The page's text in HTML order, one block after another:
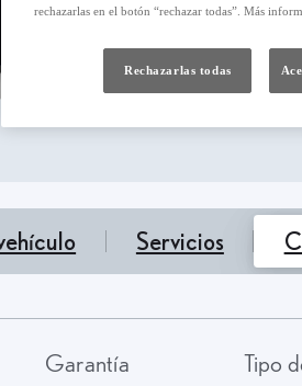
Servicios
Garantía
Tipo
rechazarlas en el botón “rechazar todas”. Más
Rechazarlas todas